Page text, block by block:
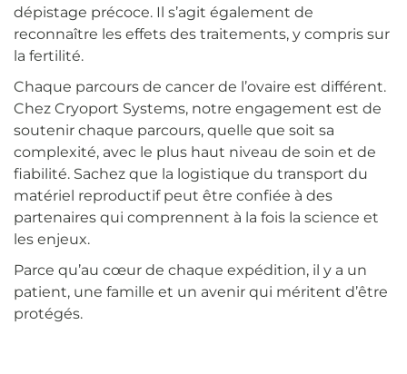
dépistage précoce. Il s’agit également de
reconnaître les effets des traitements, y compris sur
la fertilité.
Chaque parcours de cancer de l’ovaire est différent.
Chez Cryoport Systems, notre engagement est de
soutenir chaque parcours, quelle que soit sa
complexité, avec le plus haut niveau de soin et de
fiabilité. Sachez que la logistique du transport du
matériel reproductif peut être confiée à des
partenaires qui comprennent à la fois la science et
les enjeux.
Parce qu’au cœur de chaque expédition, il y a un
patient, une famille et un avenir qui méritent d’être
protégés.